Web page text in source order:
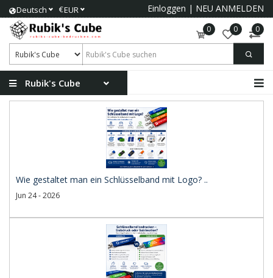
Deutsch €EUR Einloggen | NEU ANMELDEN
0 0 0
Rubik's Cube
Wie gestaltet man ein Schlüsselband mit Logo? ..
Jun 24 - 2026